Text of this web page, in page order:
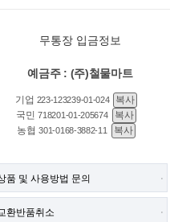
무통장 입금정보
예금주 : (주)철물마트
기업 223-123239-01-024
복사
국민718201-01-205674
복사
농협301-0168-3882-11 복사
품 및 사용방법 문의
환반품취소